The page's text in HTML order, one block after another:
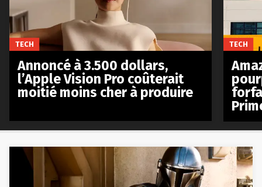
TECH
Annoncé à 3.500 dollars,
l’Apple Vision Pro coûterait
moitié moins cher à produire
TECH